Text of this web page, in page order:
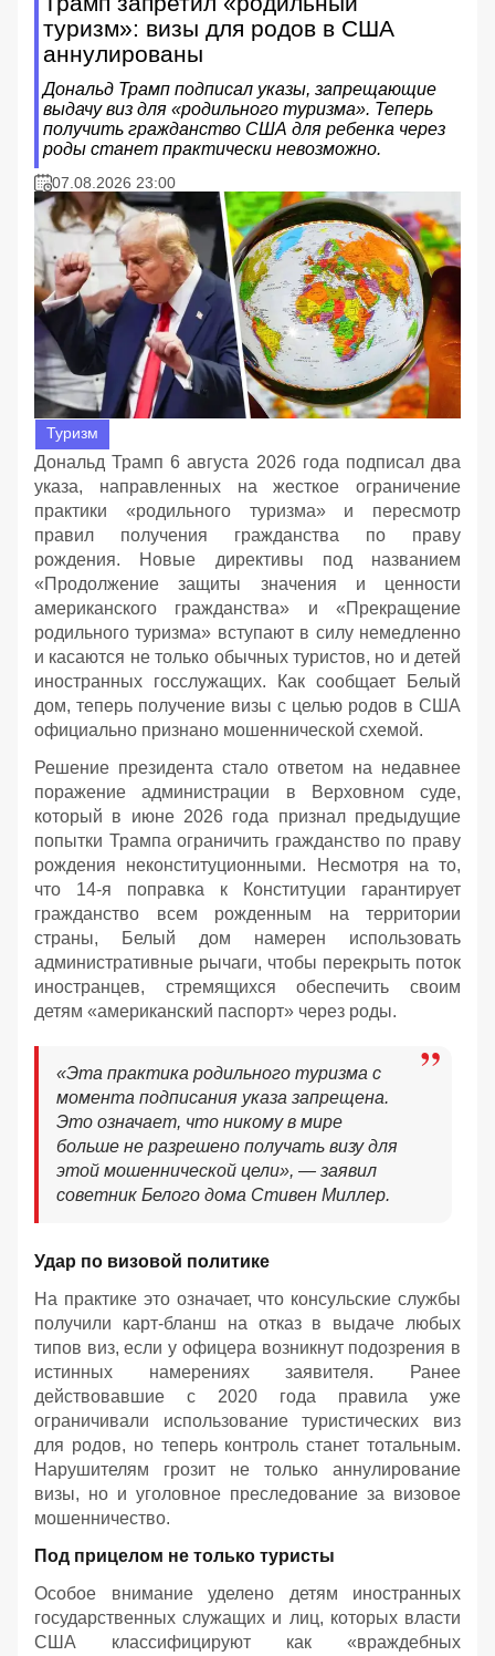
туризм»: визы для родов в США
аннулированы
Дональд Трамп подписал указы, запрещающие
выдачу виз для «родильного туризма». Теперь
получить гражданство США для ребенка через
роды станет практически невозможно.
07.08.2026 23:00
Туризм
Дональд Трамп 6 августа 2026 года подписал два
указа, направленных на жесткое ограничение
практики «родильного туризма» и пересмотр
правил получения гражданства по праву
рождения. Новые директивы под названием
«Продолжение защиты значения и ценности
американского гражданства» и «Прекращение
родильного туризма» вступают в силу немедленно
и касаются не только обычных туристов, но и детей
иностранных госслужащих. Как сообщает Белый
дом, теперь получение визы с целью родов в США
официально признано мошеннической схемой.
Решение президента стало ответом на недавнее
поражение администрации в Верховном суде,
который в июне 2026 года признал предыдущие
попытки Трампа ограничить гражданство по праву
рождения неконституционными. Несмотря на то,
что 14-я поправка к Конституции гарантирует
гражданство всем рожденным на территории
страны, Белый дом намерен использовать
административные рычаги, чтобы перекрыть поток
иностранцев, стремящихся обеспечить своим
детям «американский паспорт» через роды.
«Эта практика родильного туризма с
момента подписания указа запрещена.
Это означает, что никому в мире
больше не разрешено получать визу для
этой мошеннической цели», — заявил
советник Белого дома Стивен Миллер.
Удар по визовой политике
На практике это означает, что консульские службы
получили карт-бланш на отказ в выдаче любых
типов виз, если у офицера возникнут подозрения в
истинных намерениях заявителя. Ранее
действовавшие с 2020 года правила уже
ограничивали использование туристических виз
для родов, но теперь контроль станет тотальным.
Нарушителям грозит не только аннулирование
визы, но и уголовное преследование за визовое
мошенничество.
Под прицелом не только туристы
Особое внимание уделено детям иностранных
государственных служащих и лиц, которых власти
США классифицируют как «враждебных